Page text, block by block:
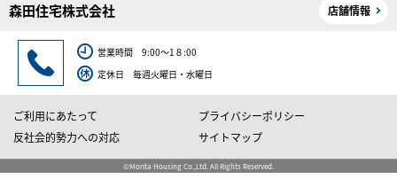
森田住宅株式会社 店舗情報
営業時間 9:00～1８:00
定休日 毎週火曜日・水曜日
ご利用にあたって
プライバシーポリシー
反社会的勢力への対応
サイトマップ
©Morita Housing Co.,Ltd. All Rights Reserved.